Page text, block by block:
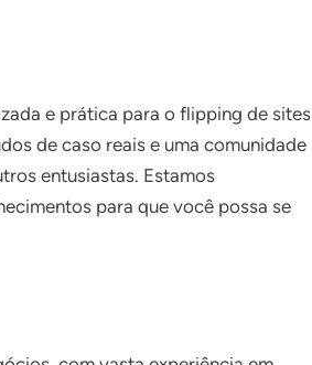
e prática para o flipping de sites
de caso reais e uma comunidade
entusiastas. Estamos
para que você possa se